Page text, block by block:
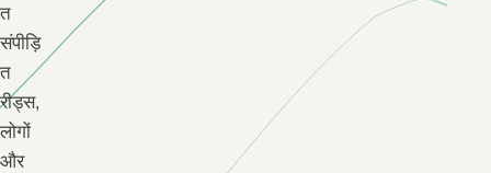
त
संपीड़ि
त
रीड्स,
लोगों
और